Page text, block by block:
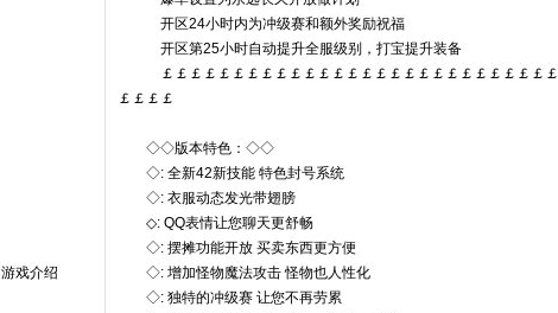
游戏介绍
开区24小时内为冲级赛和额外奖励祝福
开区第25小时自动提升全服级别，打宝提升装备
￡￡￡￡￡￡￡￡￡￡￡￡￡￡￡￡￡￡￡￡￡￡￡￡￡￡￡￡
￡￡￡￡
◇◇版本特色：◇◇
◇: 全新42新技能 特色封号系统
◇: 衣服动态发光带翅膀
◇: QQ表情让您聊天更舒畅
◇: 摆摊功能开放 买卖东西更方便
◇: 增加怪物魔法攻击 怪物也人性化
◇: 独特的冲级赛 让您不再劳累